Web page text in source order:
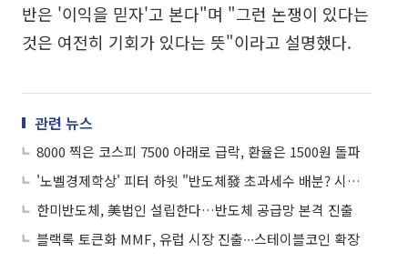
반은 '이익을 믿자'고 본다"며 "그런 논쟁이 있다는
것은 여전히 기회가 있다는 뜻"이라고 설명했다.
관련 뉴스
8000 찍은 코스피 7500 아래로 급락, 환율은 1500원 돌파
'노벨경제학상' 피터 하윗 "반도체發 초과세수 배분? 시기상조"
한미반도체, 美법인 설립한다…반도체 공급망 본격 진출
블랙록 토큰화 MMF, 유럽 시장 진출∙∙∙스테이블코인 확장